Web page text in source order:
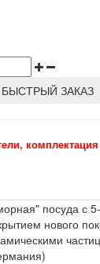
БЫСТРЫЙ ЗАКАЗ
посуда с
нового